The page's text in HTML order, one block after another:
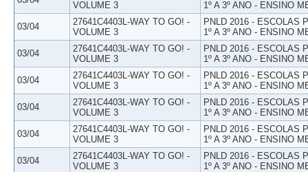
VOLUME 3
1º A 3º ANO - ENSINO
03/04
27641C4403L-WAY TO GO! -
VOLUME 3
PNLD 2016 - ESCOLAS
1º A 3º ANO - ENSINO
03/04
27641C4403L-WAY TO GO! -
VOLUME 3
PNLD 2016 - ESCOLAS
1º A 3º ANO - ENSINO
03/04
27641C4403L-WAY TO GO! -
VOLUME 3
PNLD 2016 - ESCOLAS
1º A 3º ANO - ENSINO
03/04
27641C4403L-WAY TO GO! -
VOLUME 3
PNLD 2016 - ESCOLAS
1º A 3º ANO - ENSINO
03/04
27641C4403L-WAY TO GO! -
VOLUME 3
PNLD 2016 - ESCOLAS
1º A 3º ANO - ENSINO
03/04
27641C4403L-WAY TO GO! -
VOLUME 3
PNLD 2016 - ESCOLAS
1º A 3º ANO - ENSINO